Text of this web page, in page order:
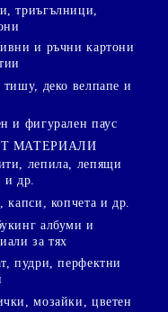
триъгълници,
и ръчни картони
деко велпапе и
и фигурален паус
МАТЕРИАЛИ
лепила, лепящи
и др.
капси, копчета и др.
албуми и
за тях
пудри, перфектни
мозайки, цветен